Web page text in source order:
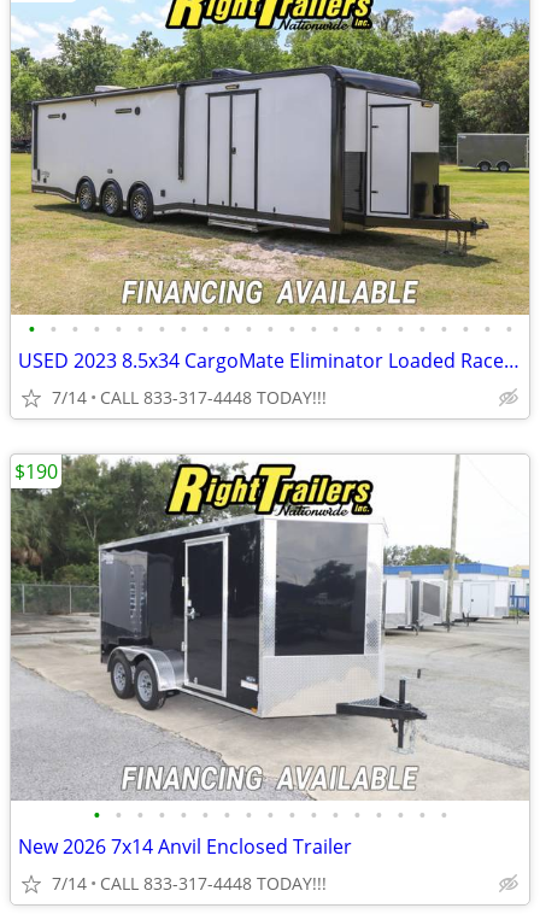
• • • • • • • • • • • • • • • • • • • • • • •
USED 2023 8.5x34 CargoMate Eliminator Loaded Race Trailer
7/14 CALL 833-317-4448 TODAY!!!
• • • • • • • • • • • • • • • • •
New 2026 7x14 Anvil Enclosed Trailer
7/14 CALL 833-317-4448 TODAY!!!
$190